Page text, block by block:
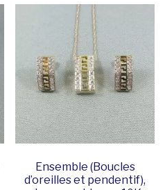
Ensemble (Boucles
d’oreilles et pendentif),